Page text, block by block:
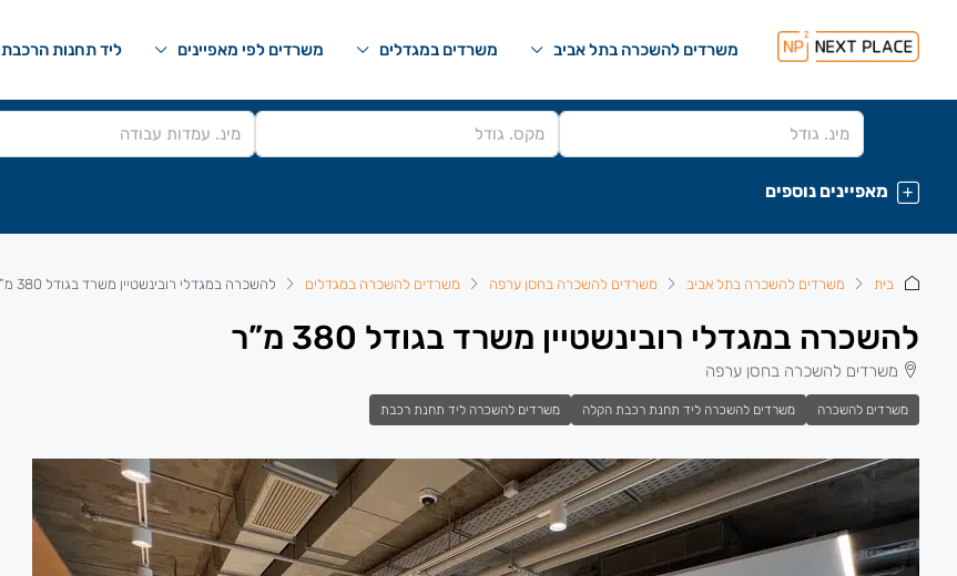
משרדים להשכרה בתל אביב משרדים במגדלים משרדים לפי מאפיינים ליד תחנות הרכבת
מאפיינים נוספים
בית משרדים להשכרה בתל אביב משרדים להשכרה בחסן ערפה משרדים להשכרה במגדלים להשכרה במגדלי רובינשטיין משרד בגודל 380 מ”ר
להשכרה במגדלי רובינשטיין משרד בגודל 380 מ”ר
משרדים להשכרה בחסן ערפה
משרדים להשכרה משרדים להשכרה ליד תחנת רכבת הקלה משרדים להשכרה ליד תחנת רכבת